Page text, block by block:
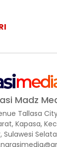
Madz
Tallasa
Kapasa,
Sulawesi